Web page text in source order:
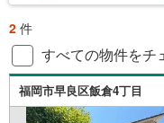
2 件
すべての物件をチ
福岡市早良区飯倉4丁目